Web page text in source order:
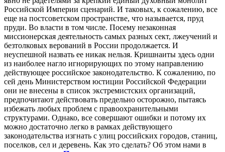
Российской Империи сценарий. И таковых, к сожалению, все
еще на постсоветском пространстве, что называется, пруд
пруди. Во власти в том числе. Посему незаконная
миссионерская деятельность самых разных сект, лжеучений и
безтолковых верований в России продолжается. И
неуспешной назвать ее никак нельзя. Кришнаиты здесь одни
из наиболее нагло игнорирующих по этому направлению
действующее российское законодательство. К сожалению, по
сей день Министерством юстиции Российской Федерации
они не внесены в список экстремистских организаций,
предпочитают действовать предельно осторожно, пытаясь
избежать любых проблем с правоохранительными
структурами. Однако, все совершают ошибки и потому их
можно достаточно легко в рамках действующего
законодательства изгнать с улиц российских городов, станиц,
поселков, сел и деревень. Как это сделать? Об этом нами в